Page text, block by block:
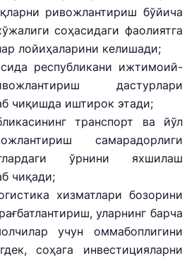
ривожлантириш бўйича
соҳасидаги фаолиятга
лойиҳаларини келишади;
республикани ижтимоий-
дастурлари
чиқишда иштирок этади;
транспорт ва йўл
самарадорлиги
ўрнини яхшилаш
чиқади;
хизматлари бозорини
уларнинг барча
учун оммабоплигини
соҳага инвестицияларни